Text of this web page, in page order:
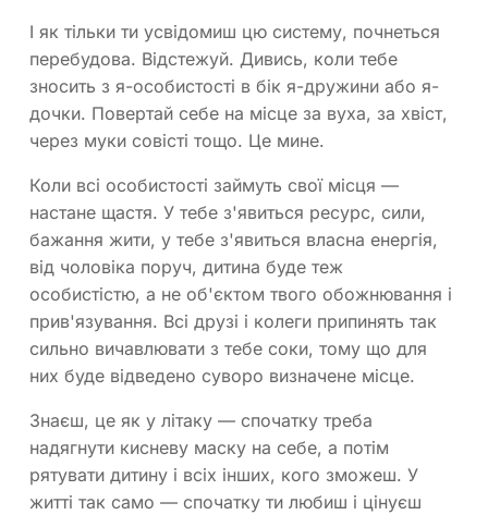
І як тільки ти усвідомиш цю систему, почнеться
перебудова. Відстежуй. Дивись, коли тебе
зносить з я-особистості в бік я-дружини або я-
дочки. Повертай себе на місце за вуха, за хвіст,
через муки совісті тощо. Це мине.
Коли всі особистості займуть свої місця —
настане щастя. У тебе з'явиться ресурс, сили,
бажання жити, у тебе з'явиться власна енергія,
від чоловіка поруч, дитина буде теж
особистістю, а не об'єктом твого обожнювання і
прив'язування. Всі друзі і колеги припинять так
сильно вичавлювати з тебе соки, тому що для
них буде відведено суворо визначене місце.
Знаєш, це як у літаку — спочатку треба
надягнути кисневу маску на себе, а потім
рятувати дитину і всіх інших, кого зможеш. У
житті так само — спочатку ти любиш і цінуєш